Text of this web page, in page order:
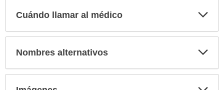
Cuándo llamar al médico
Nombres alternativos